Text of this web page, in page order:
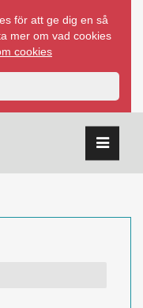
för att ge dig en så
mer om vad cookies
cookies